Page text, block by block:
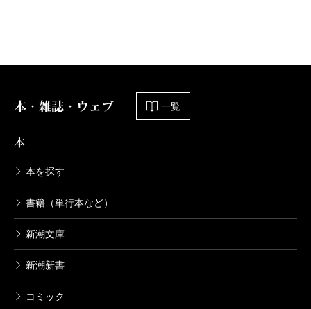
本・雑誌・ウェブ 一覧
本
本を探す
書籍（単行本など）
新潮文庫
新潮新書
コミック